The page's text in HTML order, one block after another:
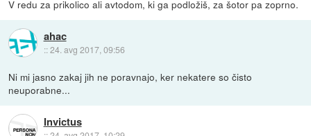
V redu za prikolico ali avtodom, ki ga podložiš, za šotor pa zoprno.
ahac
::24. avg 2017, 09:56
Ni mi jasno zakaj jih ne poravnajo, ker nekatere so čisto
neuporabne...
Invictus